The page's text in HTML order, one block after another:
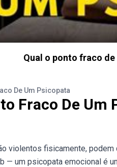
Qual o ponto fraco
De Um Psicopata
Fraco De Um
violentos fisicamente,
— um psicopata emocional é